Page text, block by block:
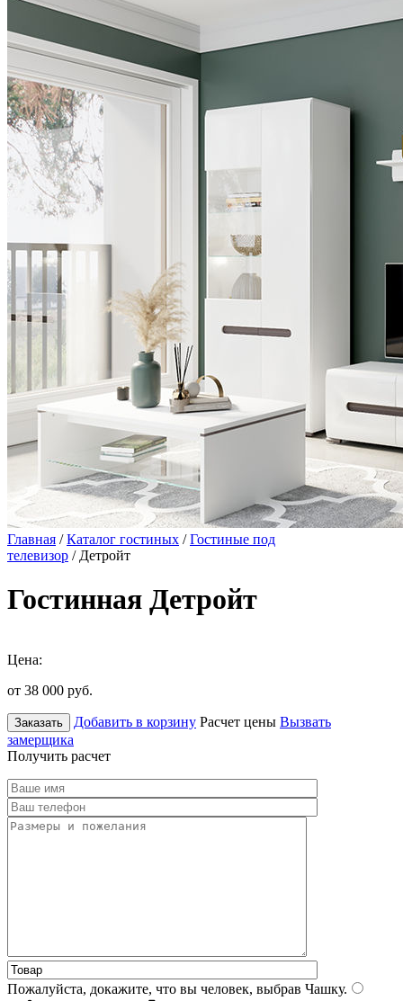
Главная /Каталог гостиных /Гостиные под
телевизор / Детройт
Гостинная Детройт
Цена:
от 38 000 руб.
Заказать Добавить в корзину Расчет цены Вызвать
замерщика
Получить расчет
Пожалуйста, докажите, что вы человек, выбрав Чашку.